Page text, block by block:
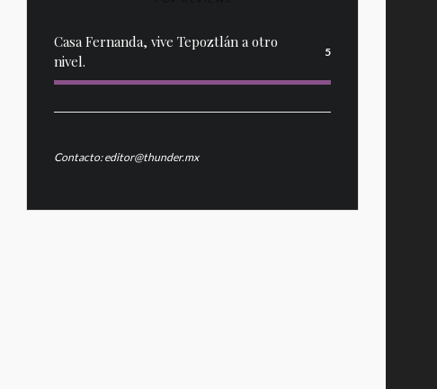
Casa Fernanda, vive Tepoztlán a otro
nivel.
5
Contacto: editor@thunder.mx